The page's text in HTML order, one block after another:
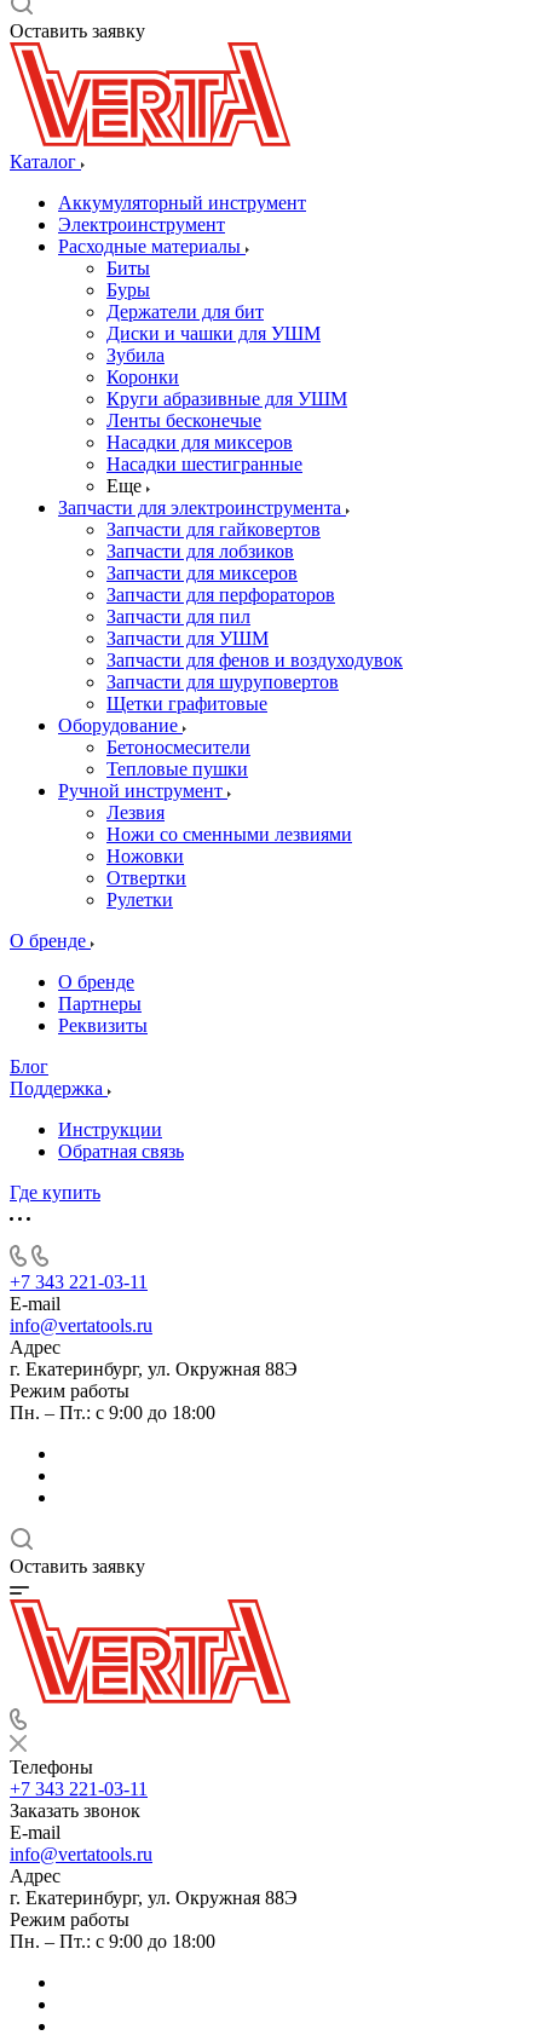
Оставить заявку
Каталог
Аккумуляторный инструмент
Электроинструмент
Расходные материалы
Биты
Буры
Держатели для бит
Диски и чашки для УШМ
Зубила
Коронки
Круги абразивные для УШМ
Ленты бесконечые
Насадки для миксеров
Насадки шестигранные
Еще
Запчасти для электроинструмента
Запчасти для гайковертов
Запчасти для лобзиков
Запчасти для миксеров
Запчасти для перфораторов
Запчасти для пил
Запчасти для УШМ
Запчасти для фенов и воздуходувок
Запчасти для шуруповертов
Щетки графитовые
Оборудование
Бетоносмесители
Тепловые пушки
Ручной инструмент
Лезвия
Ножи со сменными лезвиями
Ножовки
Отвертки
Рулетки
О бренде
О бренде
Партнеры
Реквизиты
Блог
Поддержка
Инструкции
Обратная связь
Где купить
+7 343 221-03-11
E-mail
info@vertatools.ru
Адрес
г. Екатеринбург, ул. Окружная 88Э
Режим работы
Пн. – Пт.: с 9:00 до 18:00
Оставить заявку
Телефоны
+7 343 221-03-11
Заказать звонок
E-mail
info@vertatools.ru
Адрес
г. Екатеринбург, ул. Окружная 88Э
Режим работы
Пн. – Пт.: с 9:00 до 18:00